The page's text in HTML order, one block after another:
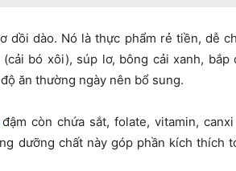
dồi dào. Nó là thực phẩm rẻ tiền, dễ
bó xôi), súp lơ, bông cải xanh,
ăn thường ngày nên bổ sung.
đậm còn chứa sắt, folate, vitamin,
dưỡng chất này góp phần kích thích